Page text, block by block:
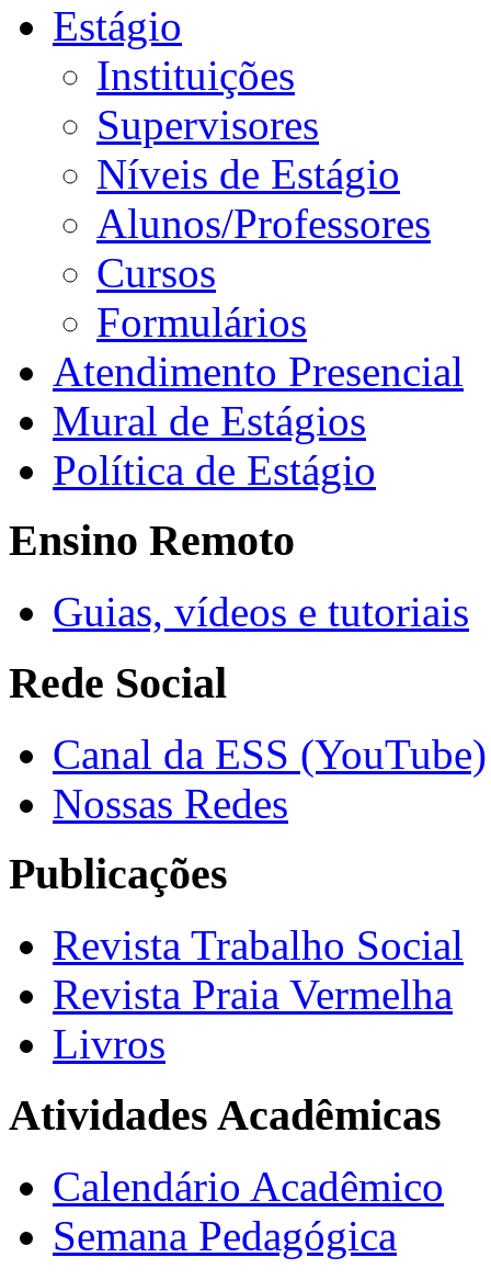
Estágio
Instituições
Supervisores
Níveis de Estágio
Alunos/Professores
Cursos
Formulários
Atendimento Presencial
Mural de Estágios
Política de Estágio
Ensino Remoto
Guias, vídeos e tutoriais
Rede Social
Canal da ESS (YouTube)
Nossas Redes
Publicações
Revista Trabalho Social
Revista Praia Vermelha
Livros
Atividades Acadêmicas
Calendário Acadêmico
Semana Pedagógica